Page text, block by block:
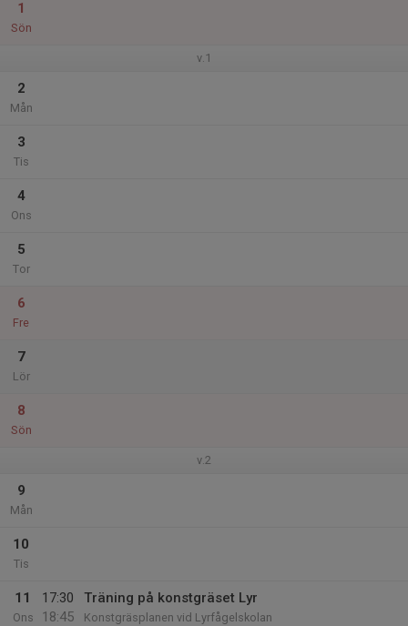
1
Sön
v.1
2
Mån
3
Tis
4
Ons
5
Tor
6
Fre
7
Lör
8
Sön
v.2
9
Mån
10
Tis
11
Ons
17:30
18:45
Träning på konstgräset Lyr
Konstgräsplanen vid Lyrfågelskolan